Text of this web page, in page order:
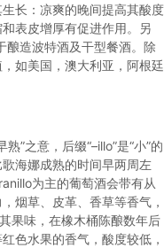
长：凉爽的晚间提高其酸度
表皮增厚有促进作用。另
酿造波特酒及干型餐酒。除
如美国，澳大利亚，阿根廷
”之意，后缀“–illo”是“小”的
海娜成熟的时间早两周左
为主的葡萄酒会带有从
烟草、皮革、香草等香气，
果味，在橡木桶陈酿数年后
色水果的香气，酸度较低，